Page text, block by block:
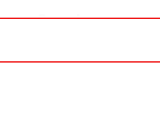
Supply